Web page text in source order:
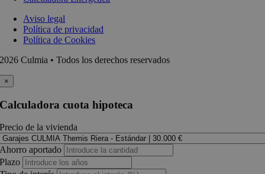
Aviso legal
Política de privacidad
Política de Cookies
2026 Culmia • Todos los derechos reservados
×
Calculadora cuota hipoteca
Precio de la vivienda
Ahorro aportado
Plazo